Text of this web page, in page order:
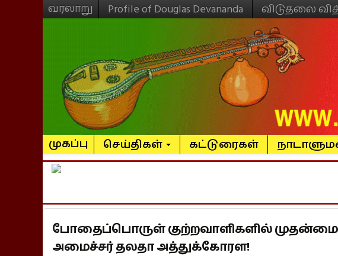
வரலாறு Profile of Douglas Devananda விடுதலை
முகப்பு செய்திகள் கட்டுரைகள்
போதைப்பொருள் குற்றவாளிகளில்
அமைச்சர் தலதா அத்துக்கோரள!